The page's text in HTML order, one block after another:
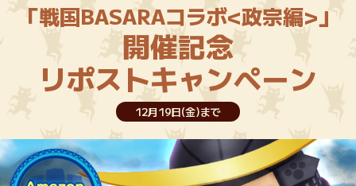
「戦国BASARAコラボ<政宗編>」
開催記念
リポストキャンペーン
12月19日(金)まで